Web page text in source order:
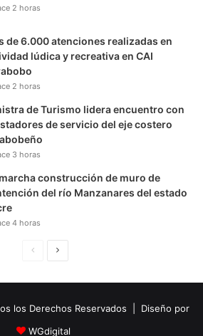
2 horas
de 6.000 atenciones realizadas en
lúdica y recreativa en CAI
2 horas
de Turismo lidera encuentro con
de servicio del eje costero
3 horas
construcción de muro de
del río Manzanares del estado
4 horas
i
n
u
i
los Derechos Reservados | Diseño por
WGdigital